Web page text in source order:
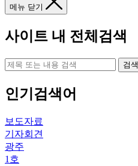
메뉴 닫기
사이트 내 전체검색
검색
인기검색어
보도자료
기자회견
광주
1호